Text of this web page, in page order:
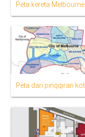
Peta kereta Melbourne